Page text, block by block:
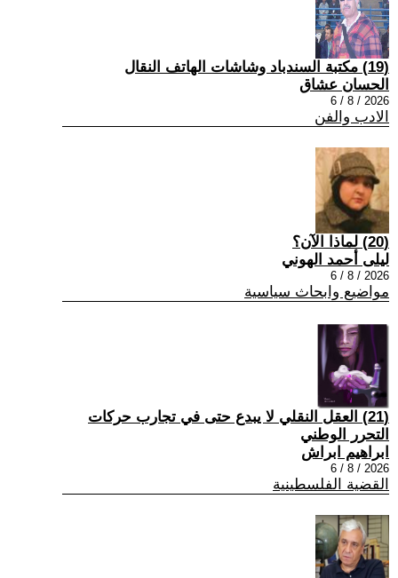
(19) مكتبة السندباد وشاشات الهاتف النقال
الحسان عشاق
2026 / 8 / 6
الادب والفن
(20) لماذا الآن؟
ليلى أحمد الهوني
2026 / 8 / 6
مواضيع وابحاث سياسية
(21) العقل النقلي لا يبدع حتى في تجارب حركات
التحرر الوطني
ابراهيم ابراش
2026 / 8 / 6
القضية الفلسطينية